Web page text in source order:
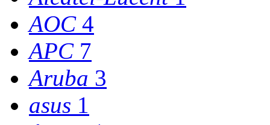
AOC 4
APC 7
Aruba 3
asus 1